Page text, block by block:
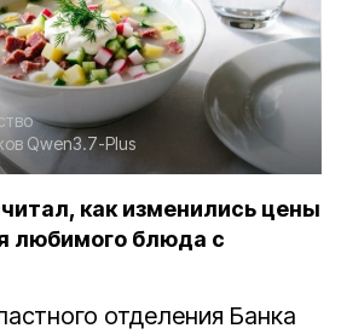
Qwen3.7-Plus
как изменились цены
любимого блюда с
отделения Банка